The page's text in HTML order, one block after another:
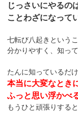
じっさいにやるの
ことわざになって
七転び八起きという
分かりやすく、知っ
たんに知っているだ
本当に大変なとき
ふっと思い浮かべ
もうひと頑張りする